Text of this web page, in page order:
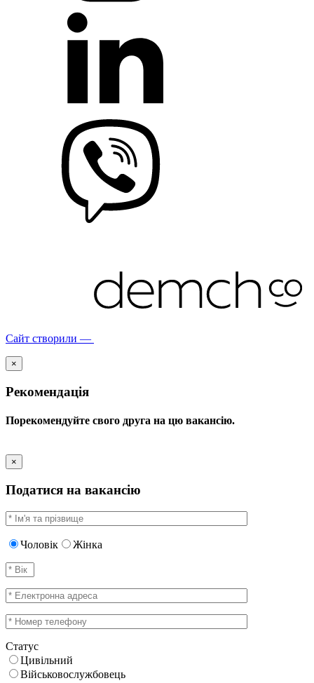
Сайт створили —
×
Рекомендація
Порекомендуйте свого друга на цю вакансію.
×
Податися на вакансію
Чоловік Жінка
Статус
Цивільний
Військовослужбовець